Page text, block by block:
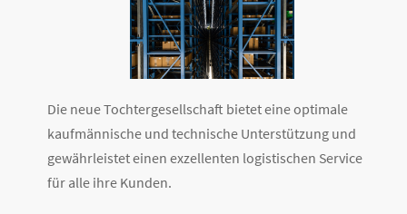
Die neue Tochtergesellschaft bietet eine optimale
kaufmännische und technische Unterstützung und
gewährleistet einen exzellenten logistischen Service
für alle ihre Kunden.